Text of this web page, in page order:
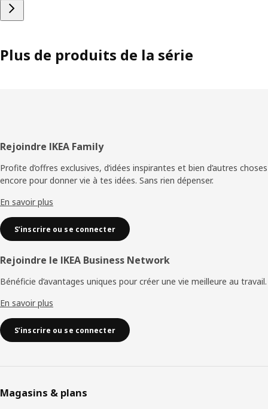
Plus de produits de la série
Pied
de
page
Rejoindre IKEA Family
Profite d’offres exclusives, d’idées inspirantes et bien d’autres choses
encore pour donner vie à tes idées. Sans rien dépenser.
En savoir plus
S’inscrire ou se connecter
Rejoindre le IKEA Business Network
Bénéficie d’avantages uniques pour créer une vie meilleure au travail.
En savoir plus
S’inscrire ou se connecter
Magasins & plans